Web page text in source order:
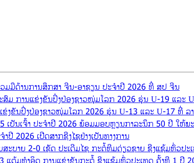
ມມືດ້ານການສຶກສາ ຈີນ-ອາຊຽນ ປະຈຳປີ 2026 ທີ່ ສປ ຈີນ
ສົມ ການແຂ່ງຂັນປິ່ງປ່ອງຊາວໜຸ່ມໂລກ 2026 ຮຸ່ນ U-19 ແລະ
ງຂັນປິ່ງປ່ອງຊາວໜຸ່ມໂລກ 2026 ຮຸ່ນ U-13 ແລະ U-17 ທີ່ ລ
ປັນເຈົ້າ ປະຈຳປີ 2026 ພ້ອມມອບຫຼຽນກາລະນຶກ 50 ປີ ໃຫ້ພ
2026 ເປີດສາກຊີງໄຊຢ່າງເປັນທາງການ
ສະບາຍ 2-0 ເຊັດ ປະເດີມໄຊ ກະຕໍ້ທີມດ່ຽວຊາຍ ຊີງແຊ້ມທົ່ວປ